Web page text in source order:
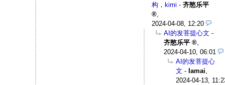
构，kimi -齐愍乐平
2024-04-08, 12:20
AI的发菩提心文 -
齐愍乐平
2024-04-10, 06:01
AI的发菩提心
文 - Iamai
2024-04-13,